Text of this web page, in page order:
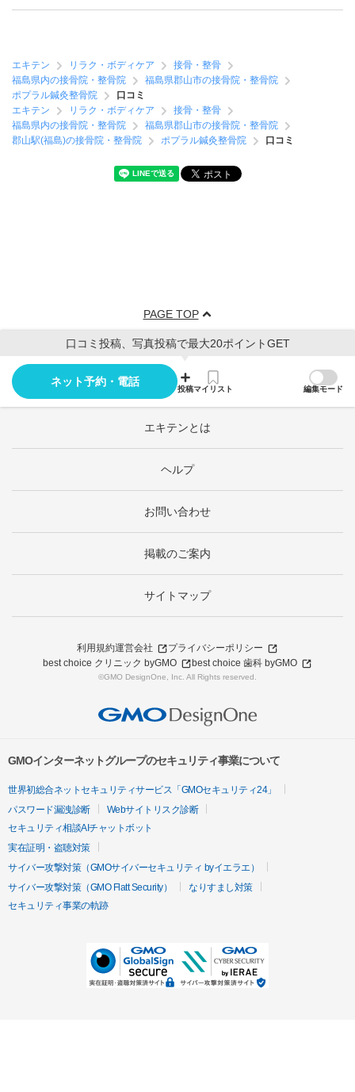
エキテン リラク・ボディケア
接骨・整骨
福島県内の接骨院・整骨院
福島県郡山市の接骨院・整骨院
ポプラル鍼灸整骨院
口コミ
エキテン
リラク・ボディケア
接骨・整骨
福島県内の接骨院・整骨院
福島県郡山市の接骨院・整骨院
郡山駅(福島)の接骨院・整骨院
ポプラル鍼灸整骨院 口コミ
PAGE TOP
口コミ投稿、写真投稿で最大20ポイントGET
ネット予約・電話
投稿マイリスト 編集モード
エキテンとは
ヘルプ
お問い合わせ
掲載のご案内
サイトマップ
利用規約運営会社
プライバシーポリシー
best choice クリニック byGMO
best choice 歯科 byGMO
©GMO DesignOne, Inc. All Rights reserved.
GMOインターネットグループのセキュリティ事業について
世界初総合ネットセキュリティサービス「GMOセキュリティ24」
パスワード漏洩診断
Webサイトリスク診断
セキュリティ相談AIチャットボット
実在証明・盗聴対策
サイバー攻撃対策（GMOサイバーセキュリティ byイエラエ）
サイバー攻撃対策（GMO Flatt Security）
なりすまし対策
セキュリティ事業の軌跡